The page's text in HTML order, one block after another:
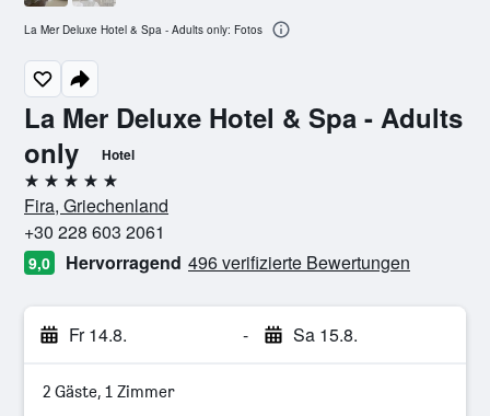
La Mer Deluxe Hotel & Spa - Adults
only
Hotel
5 Sterne
Fira, Griechenland
+30 228 603 2061
9,0 Hervorragend 496 verifizierte Bewertungen
Fr 14.8. - Sa 15.8.
2 Gäste, 1 Zimmer
La Mer Deluxe Hotel & Spa - Adults only: Fotos